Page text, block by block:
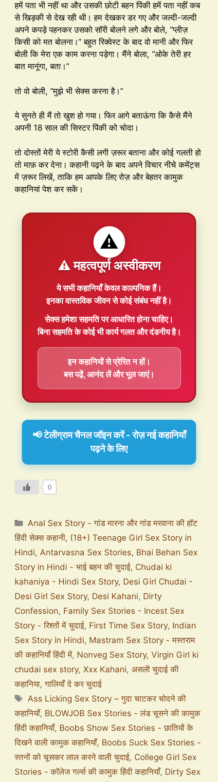
हमें पता भी नहीं था और उसकी छोटी बहन पिंकी हमें पता नहीं कब
से खिड़की से देख रही थी। हम देखकर डर गए और जल्दी-जल्दी
अपने कपड़े पहनकर उसको सॉरी बोलने लगे और बोले, “प्लीज़
किसी को मत बोलना।” बहुत रिक्वेस्ट के बाद वो मानी और फिर
बोली कि मेरा एक काम करना पड़ेगा। मैंने बोला, “ओके तेरी हर
बात मानूंगा, बता।”
तो वो बोली, “मुझे भी सेक्स करना है।”
ये सुनते ही मैं तो खुश हो गया। फिर आगे बताऊंगा कि कैसे मैंने
अपनी 18 साल की सिस्टर पिंकी को चोदा।
तो दोस्तों मेरी ये स्टोरी कैसी लगी ज़रूर बताना और कोई गलती हो
तो माफ़ कर देना। कहानी पढ़ने के बाद अपने विचार नीचे कमेंट्स
में ज़रूर लिखें, ताकि हम आपके लिए रोज़ और बेहतर कामुक
कहानियां पेश कर सकें।
⚠️
⚠️ महत्वपूर्ण अस्वीकरण
ये सभी कहानियाँकेवल काल्पनिकहैं।
इनका वास्तविक जीवन से कोई संबंध नहीं है।
सेक्स हमेशासहमतिपर आधारित होना चाहिए।
बिना सहमति के कोई भी कार्य गलत और दंडनीय है।
इन कहानियों से प्रेरित न हों।
बस पढ़ें, आनंद लें और भूल जाएं।
📢 टेलीग्राम चैनल जॉइन करें - रोज़ नई कहानियाँ
पढ़ने के लिए
0
Anal Sex Story - गांड मारना और गांड मरवाना की हॉट
हिंदी सेक्स कहानी, (18+) Teenage Girl Sex Story in
Hindi, Antarvasna Sex Stories, Bhai Behan Sex
Story in Hindi - भाई बहन की चुदाई, Chudai ki
kahaniya - Hindi Sex Story, Desi Girl Chudai -
Desi Girl Sex Story, Desi Kahani, Dirty
Confession, Family Sex Stories - Incest Sex
Story - रिश्तों में चुदाई, First Time Sex Story, Indian
Sex Story in Hindi, Mastram Sex Story - मस्तराम
की कहानियाँ हिंदी में, Nonveg Sex Story, Virgin Girl ki
chudai sex story, Xxx Kahani, असली चुदाई की
कहानिया,गालियाँ दे कर चुदाई
Ass Licking Sex Story – गुदा चाटकर चोदने की
कहानियाँ, BLOWJOB Sex Stories - लंड चूसने की कामुक
हिंदी कहानियाँ, Boobs Show Sex Stories - छातियों के
दिखने वाली कामुक कहानियाँ, Boobs Suck Sex Stories -
स्तनों को चूसकर लाल करने वाली चुदाई, College Girl Sex
Stories - कॉलेज गर्ल्स की कामुक हिंदी कहानियाँ, Dirty Sex